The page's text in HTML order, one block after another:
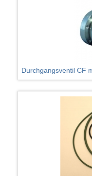
Durchgangsventil CF